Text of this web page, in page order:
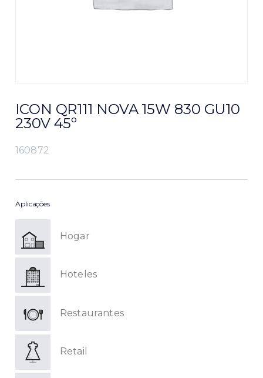
ICON QR111 NOVA 15W 830 GU10
230V 45º
160872
Aplicações
Hogar
Hoteles
Restaurantes
Retail